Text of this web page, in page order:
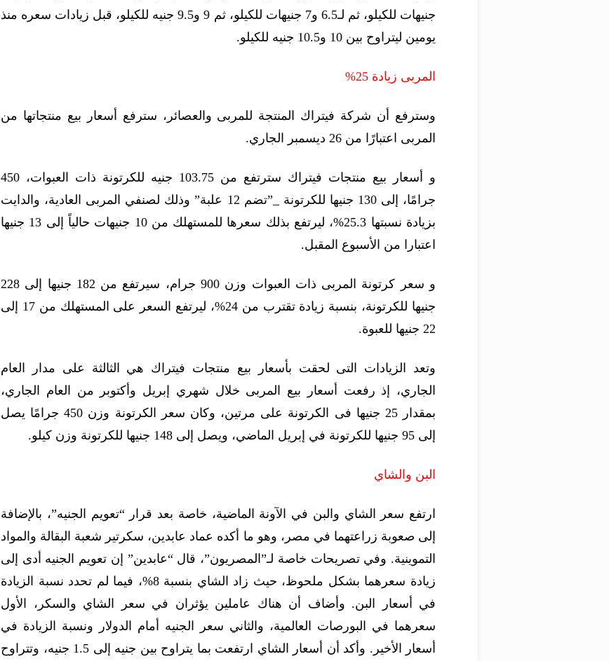
جنيهات للكيلو، ثم لـ6.5 و7 جنيهات للكيلو، ثم 9 و9.5 جنيه للكيلو، قبل زيادات سعره منذ
يومين ليتراوح بين 10 و10.5 جنيه للكيلو.
المربى زيادة 25%
وسترفع أن شركة فيتراك المنتجة للمربى والعصائر، سترفع أسعار بيع منتجاتها من
المربى اعتبارًا من 26 ديسمبر الجاري.
و أسعار بيع منتجات فيتراك سترتفع من 103.75 جنيه للكرتونة ذات العبوات، 450
جرامًا، إلى 130 جنيها للكرتونة _”تضم 12 علبة” وذلك لصنفي المربى العادية، والدايت
بزيادة نسبتها 25.3%، ليرتفع بذلك سعرها للمستهلك من 10 جنيهات حالياً إلى 13 جنيها
اعتبارا من الأسبوع المقبل.
و سعر كرتونة المربى ذات العبوات وزن 900 جرام، سيرتفع من 182 جنيها إلى 228
جنيها للكرتونة، بنسبة زيادة تقترب من 24%، ليرتفع السعر على المستهلك من 17 إلى
22 جنيها للعبوة.
وتعد الزيادات التى لحقت بأسعار بيع منتجات فيتراك هي الثالثة على مدار العام
الجاري، إذ رفعت أسعار بيع المربى خلال شهري إبريل وأكتوبر من العام الجاري،
بمقدار 25 جنيها فى الكرتونة على مرتين، وكان سعر الكرتونة وزن 450 جرامًا يصل
إلى 95 جنيها للكرتونة في إبريل الماضي، ويصل إلى 148 جنيها للكرتونة وزن كيلو.
البن والشاي
ارتفع سعر الشاي والبن في الآونة الماضية، خاصة بعد قرار “تعويم الجنيه”، بالإضافة
إلى صعوبة زراعتهما في مصر، وهو ما أكده عماد عابدين، سكرتير شعبة البقالة والمواد
التموينية. وفي تصريحات خاصة لـ”المصريون”، قال “عابدين” إن تعويم الجنيه أدى إلى
زيادة سعرهما بشكل ملحوظ، حيث زاد الشاي بنسبة 8%، فيما لم تحدد نسبة الزيادة
في أسعار البن. وأضاف أن هناك عاملين يؤثران في سعر الشاي والسكر، الأول
سعرهما في البورصات العالمية، والثاني سعر الجنيه أمام الدولار ونسبة الزيادة في
أسعار الأخير. وأكد أن أسعار الشاي ارتفعت بما يتراوح بين جنيه إلى 1.5 جنيه، وتتراوح